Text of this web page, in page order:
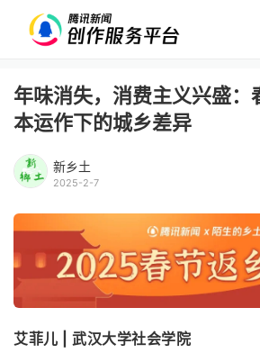
年味消失，消费主义兴盛：
本运作下的城乡差异
新乡土
2025-2-7
艾菲儿 | 武汉大学社会学院